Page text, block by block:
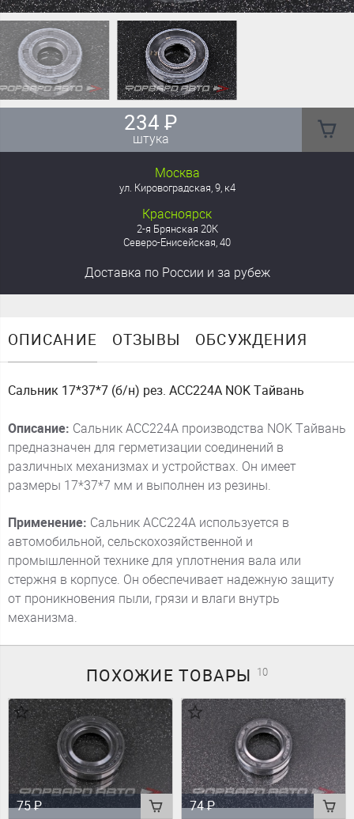
234₽
штука
Москва
ул. Кировоградская, 9, к4
Красноярск
2-я Брянская 20К
Северо-Енисейская, 40
Доставка по России и за рубеж
ОПИСАНИЕ ОТЗЫВЫ ОБСУЖДЕНИЯ
Сальник 17*37*7 (б/н) рез. ACC224A NOK Тайвань
Описание: Сальник ACC224A производства NOK Тайвань
предназначен для герметизации соединений в
различных механизмах и устройствах. Он имеет
размеры 17*37*7 мм и выполнен из резины.
Применение: Сальник ACC224A используется в
автомобильной, сельскохозяйственной и
промышленной технике для уплотнения вала или
стержня в корпусе. Он обеспечивает надежную защиту
от проникновения пыли, грязи и влаги внутрь
механизма.
ПОХОЖИЕТОВАРЫ 10
75₽ 74₽